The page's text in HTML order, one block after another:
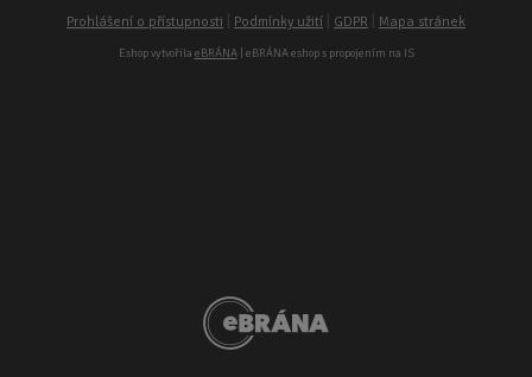
Prohlášení o přístupnosti Podmínky užití GDPR Mapa stránek
Eshop vytvořila eBRÁNA| eBRÁNA eshop s propojením na IS